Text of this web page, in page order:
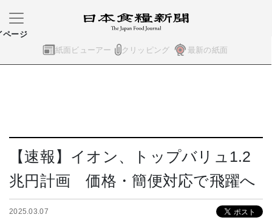
紙面ビューアー クリッピング 最新の紙面
ページ
【速報】イオン、トップバリュ1.2
兆円計画 価格・簡便対応で飛躍へ
2025.03.07